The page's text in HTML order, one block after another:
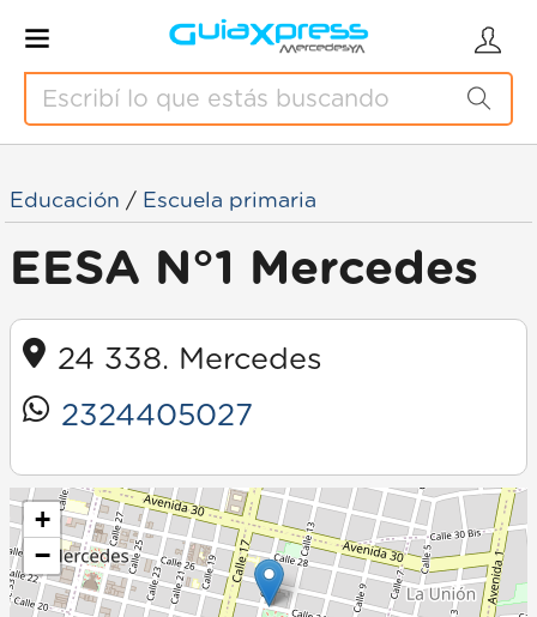
Educación / Escuela primaria
EESA N°1 Mercedes
24 338. Mercedes
2324405027
+
−